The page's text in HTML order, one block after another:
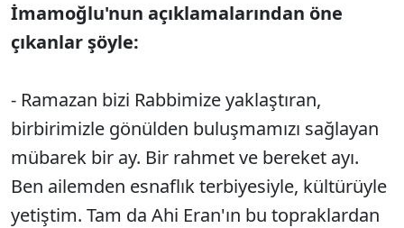
İmamoğlu'nun açıklamalarından öne
çıkanlar şöyle:
- Ramazan bizi Rabbimize yaklaştıran,
birbirimizle gönülden buluşmamızı sağlayan
mübarek bir ay. Bir rahmet ve bereket ayı.
Ben ailemden esnaflık terbiyesiyle, kültürüyle
yetiştim. Tam da Ahi Eran'ın bu topraklardan